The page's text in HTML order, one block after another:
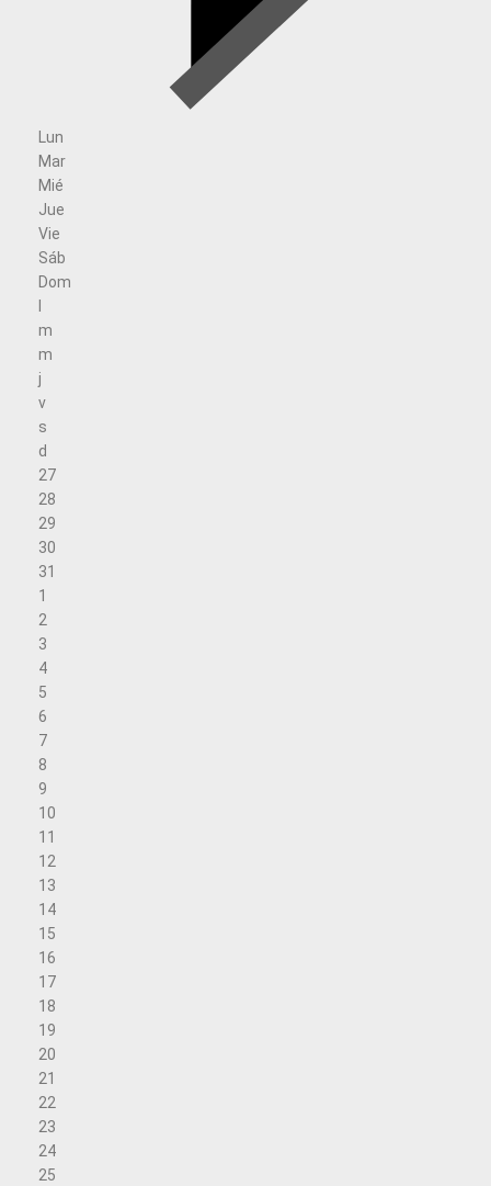
Lun
Mar
Mié
Jue
Vie
Sáb
Dom
m
m
j
v
s
d
27
28
29
30
31
1
2
3
4
5
6
7
8
9
10
11
12
13
14
15
16
17
18
19
20
21
22
23
24
25